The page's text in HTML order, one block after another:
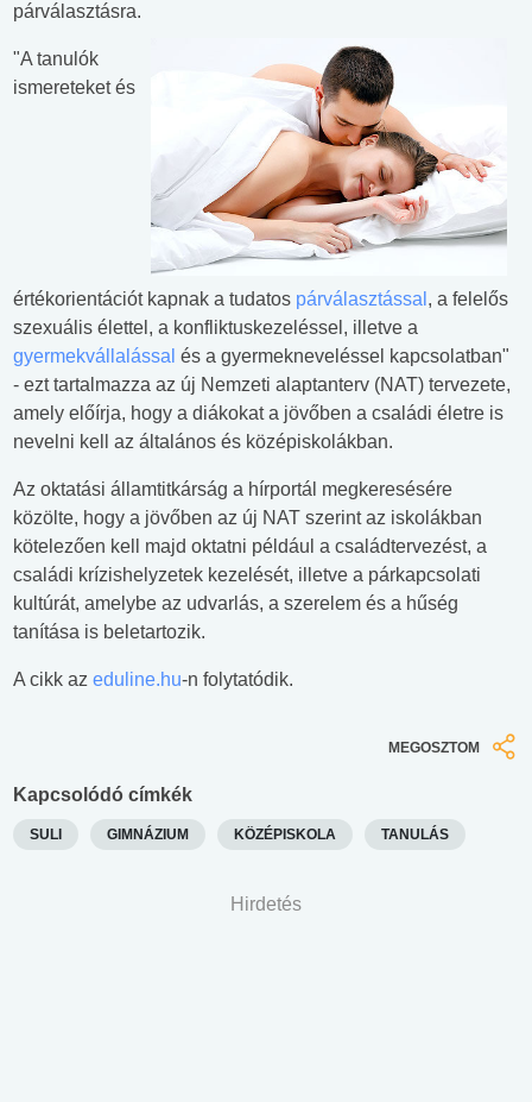
párválasztásra.
"A tanulók
ismereteket és
értékorientációt kapnak a tudatos párválasztással , a felelős
szexuális élettel, a konfliktuskezeléssel, illetve a
gyermekvállalással és a gyermekneveléssel kapcsolatban"
- ezt tartalmazza az új Nemzeti alaptanterv (NAT) tervezete,
amely előírja, hogy a diákokat a jövőben a családi életre is
nevelni kell az általános és középiskolákban.
Az oktatási államtitkárság a hírportál megkeresésére
közölte, hogy a jövőben az új NAT szerint az iskolákban
kötelezően kell majd oktatni például a családtervezést, a
családi krízishelyzetek kezelését, illetve a párkapcsolati
kultúrát, amelybe az udvarlás, a szerelem és a hűség
tanítása is beletartozik.
A cikk az eduline.hu-n folytatódik.
MEGOSZTOM
Kapcsolódó címkék
SULI GIMNÁZIUM KÖZÉPISKOLA TANULÁS
Hirdetés